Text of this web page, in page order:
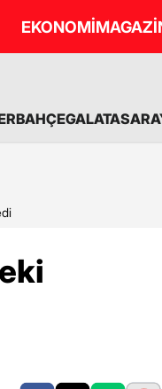
EKONOMİ